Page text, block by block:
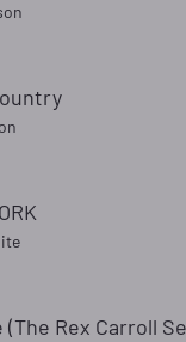
(The Rex Carroll